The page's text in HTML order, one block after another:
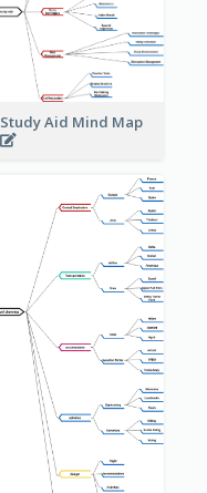
Study Aid Mind Map